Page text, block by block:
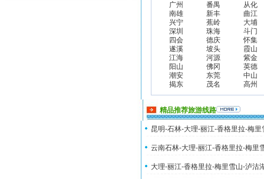
广州 番禺
从化
南雄
新丰
曲江
兴宁
蕉岭
大埔
深圳
珠海
斗门
四会
德庆
怀集
遂溪
坡头
霞山
江海
河源
紫金
阳山
佛冈
英德
潮安
东莞
中山
揭东
茂名 高州
精品推荐旅游线路
昆明-石林-大理-丽江-香格里拉-梅
云南石林-大理-丽江-香格里拉-梅里
大理-丽江-香格里拉-梅里雪山-泸沽